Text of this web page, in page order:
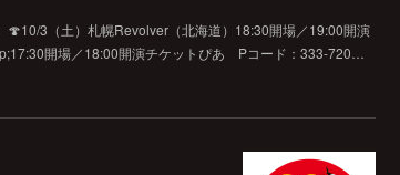
3（土）札幌Revolver（北海道）18:30開場／19:00開演
開場／18:00開演チケットぴあ Pコード：333-720…